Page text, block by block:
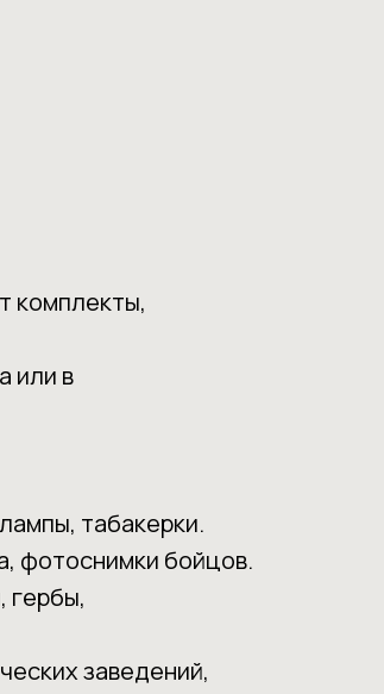
комплекты,
или в
табакерки.
фотоснимки бойцов.
гербы,
заведений,